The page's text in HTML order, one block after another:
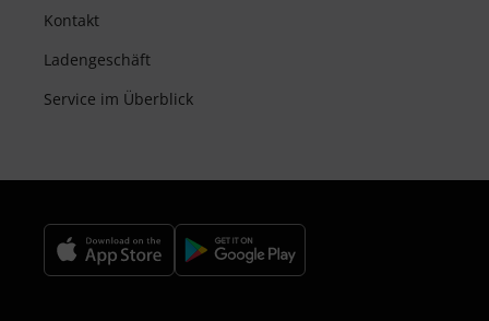
Kontakt
Ladengeschäft
Service im Überblick